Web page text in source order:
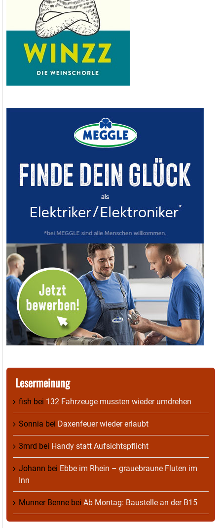
Lesermeinung
fish bei 132 Fahrzeuge mussten wieder umdrehen
Sonnia bei Daxenfeuer wieder erlaubt
3mrd bei Handy statt Aufsichtspflicht
Johann bei Ebbe im Rhein – grauebraune Fluten im
Inn
Munner Benne bei Ab Montag: Baustelle an der B15